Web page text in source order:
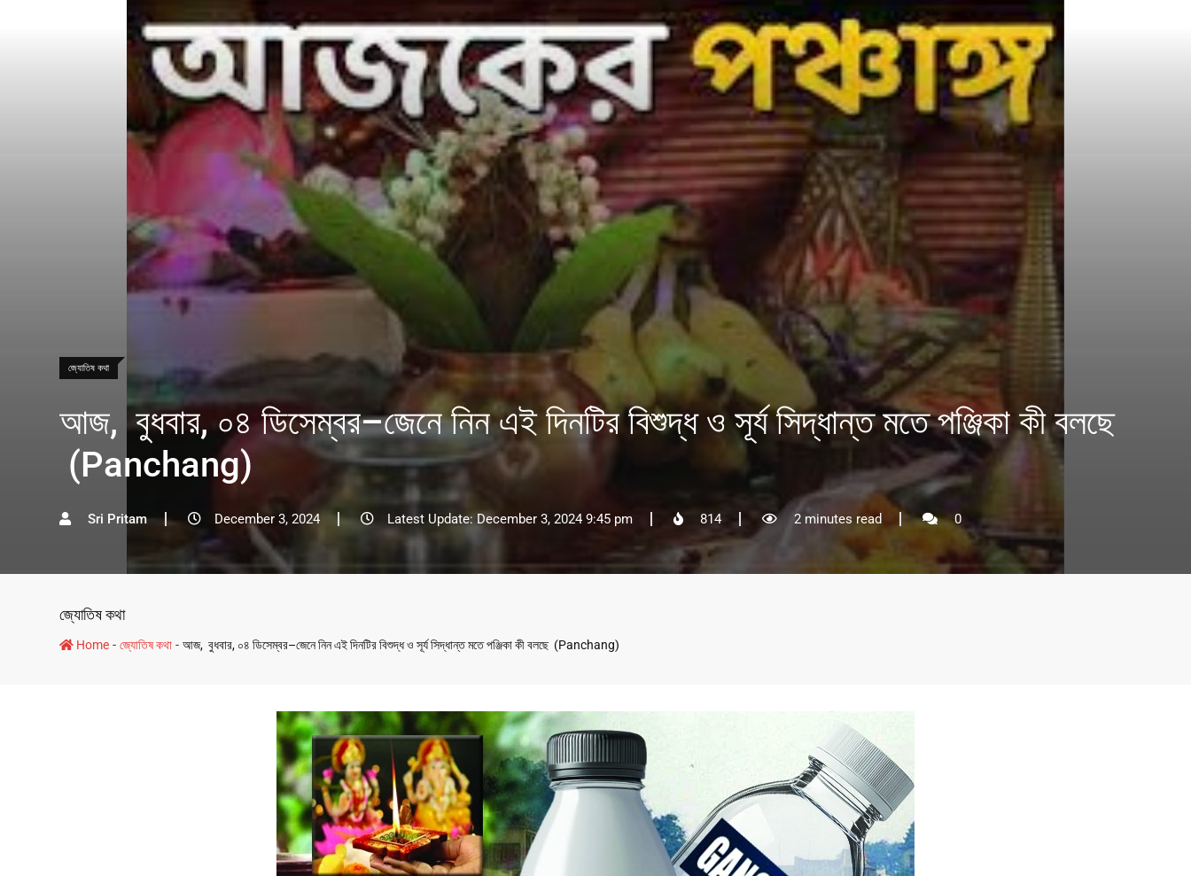
জ্যোতিষ কথা
আজ, বুধবার, ০৪ ডিসেম্বর–জেনে নিন এই দিনটির বিশুদ্ধ ও সূর্য সিদ্ধান্ত মতে পঞ্জিকা কী বলছে
(Panchang)
Sri Pritam December 3, 2024 Latest Update: December 3, 2024 9:45 pm 814 2 minutes read 0
জ্যোতিষ কথা
Home - জ্যোতিষ কথা - আজ, বুধবার, ০৪ ডিসেম্বর–জেনে নিন এই দিনটির বিশুদ্ধ ও সূর্য সিদ্ধান্ত মতে পঞ্জিকা কী বলছে (Panchang)